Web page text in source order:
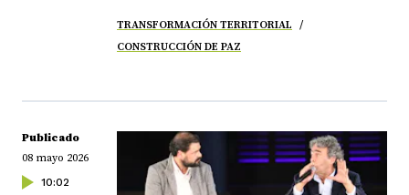
TRANSFORMACIÓN TERRITORIAL
CONSTRUCCIÓN DE PAZ
Publicado
08 mayo 2026
10:02